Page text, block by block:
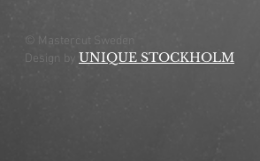
© Mastercut Sweden
Design by UNIQUE STOCKHOLM